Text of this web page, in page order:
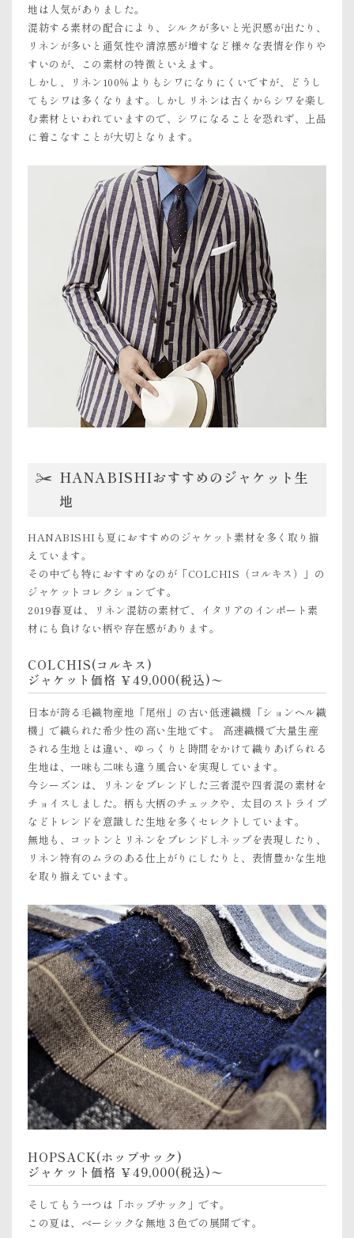
地は人気がありました。
混紡する素材の配合により、シルクが多いと光沢感が出たり、
リネンが多いと通気性や清涼感が増すなど様々な表情を作りや
すいのが、この素材の特徴といえます。
しかし、リネン100％よりもシワになりにくいですが、どうし
てもシワは多くなります。しかしリネンは古くからシワを楽し
む素材といわれていますので、シワになることを恐れず、上品
に着こなすことが大切となります。
HANABISHIおすすめのジャケット生
地
HANABISHIも夏におすすめのジャケット素材を多く取り揃
えています。
その中でも特におすすめなのが「COLCHIS（コルキス）」の
ジャケットコレクションです。
2019春夏は、リネン混紡の素材で、イタリアのインポート素
材にも負けない柄や存在感があります。
COLCHIS(コルキス)
ジャケット価格 ￥49,000(税込)〜
日本が誇る毛織物産地「尾州」の古い低速織機「ションヘル織
機」で織られた希少性の高い生地です。 高速織機で大量生産
される生地とは違い、ゆっくりと時間をかけて織りあげられる
生地は、一味も二味も違う風合いを実現しています。
今シーズンは、リネンをブレンドした三者混や四者混の素材を
チョイスしました。柄も大柄のチェックや、太目のストライプ
などトレンドを意識した生地を多くセレクトしています。
無地も、コットンとリネンをブレンドしネップを表現したり、
リネン特有のムラのある仕上がりにしたりと、表情豊かな生地
を取り揃えています。
HOPSACK(ホップサック)
ジャケット価格 ￥49,000(税込)〜
そしてもう一つは「ホップサック」です。
この夏は、ベーシックな無地３色での展開です。